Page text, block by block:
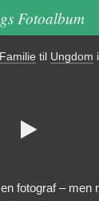
Fotoalbum
Familie til Ungdom

fotograf – men